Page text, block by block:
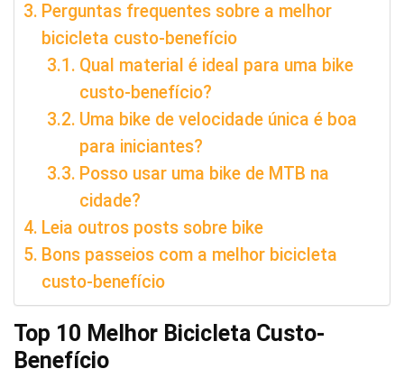
Perguntas frequentes sobre a melhor
bicicleta custo-benefício
Qual material é ideal para uma bike
custo-benefício?
Uma bike de velocidade única é boa
para iniciantes?
Posso usar uma bike de MTB na
cidade?
Leia outros posts sobre bike
Bons passeios com a melhor bicicleta
custo-benefício
Top 10 Melhor Bicicleta Custo-
Benefício